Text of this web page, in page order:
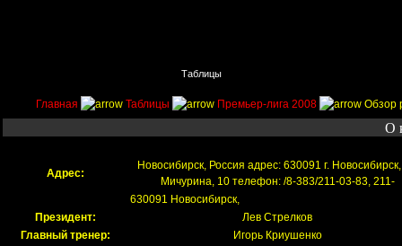
Таблицы
Главная Таблицы Премьер-лига 2008 Обзор
О
Адрес:
Новосибирск, Россия адрес: 630091 г.
Мичурина, 10 телефон: /8-383/211-03-83, 211-
630091 Новосибирск,
Президент:
Лев Стрелков
Главный тренер:
Игорь Криушенко